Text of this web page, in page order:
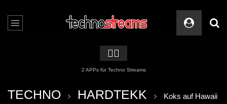
🏳️‍🌈
2 APPs für Techno Streams
TECHNO HARDTEKK Koks auf Hawaii